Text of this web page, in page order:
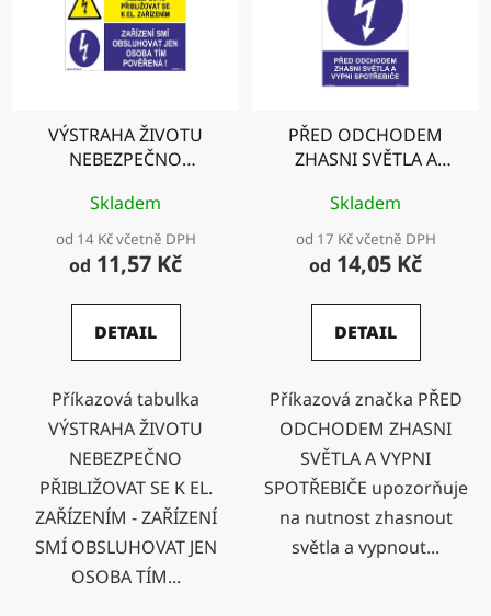
VÝSTRAHA ŽIVOTU
NEBEZPEČNO
ZAŘÍZENÍM - ZAŘÍZENÍ
SMÍ OBSLUHOVAT JEN
OSOBA TÍM POVĚŘENÁ
Skladem
od 14 Kč včetně DPH
od 11,57 Kč
DETAIL
Příkazová tabulka
VÝSTRAHA ŽIVOTU
NEBEZPEČNO
PŘIBLIŽOVAT SE K EL.
ZAŘÍZENÍM - ZAŘÍZENÍ
SMÍ OBSLUHOVAT JEN
OSOBA TÍM...
PŘED ODCHODEM
ZHASNI SVĚTLA A
Skladem
od 17 Kč včetně DPH
od 14,05 Kč
DETAIL
Příkazová značka PŘED
ODCHODEM ZHASNI
SVĚTLA A VYPNI
SPOTŘEBIČE upozorňuje
na nutnost zhasnout
světla a vypnout...